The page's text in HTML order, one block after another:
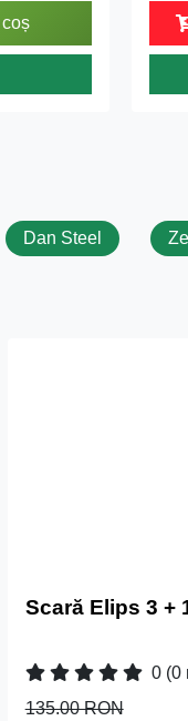
Dan Steel
Scară Elips 3 +
0 (0
135.00 RON